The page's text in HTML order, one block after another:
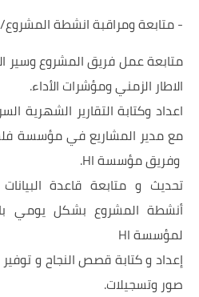
- متابعة ومراقبة انشطة المشروع/
متابعة عمل فريق المشروع وسير
الاطار الزمني ومؤشرات الأداء.
اعداد وكتابة التقارير الشهرية
مع مدير المشاريع في مؤسسة
وفريق مؤسسة HI.
تحديث و متابعة قاعدة
أنشطة المشروع بشكل يومي
لمؤسسة HI
إعداد و كتابة قصص النجاح و توفير
صور وتسجيلات.